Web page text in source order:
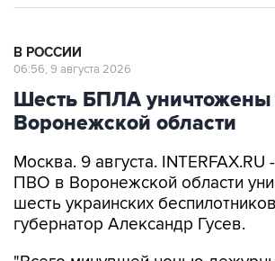
Шесть БПЛА уничтожены
Воронежской области
Москва. 9 августа. INTERFAX.RU
шесть украинских
губернатор Александр Гусев.
"Всего минувшей ночью